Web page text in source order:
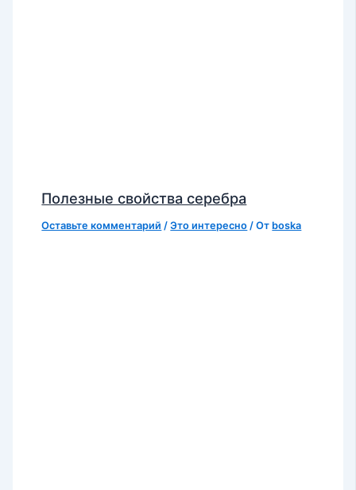
Полезные свойства серебра
Оставьте комментарий /Это интересно / От boska